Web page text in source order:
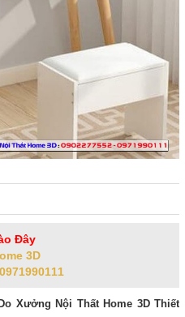
Đây
3D
0971990111
Xưởng Nội Thất Home 3D Thiết